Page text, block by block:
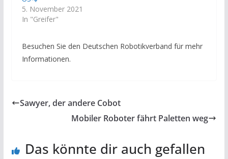
5. November 2021
In "Greifer"
Besuchen Sie den Deutschen Robotikverband für mehr
Informationen.
Sawyer, der andere Cobot
Mobiler Roboter fährt Paletten weg
Das könnte dir auch gefallen